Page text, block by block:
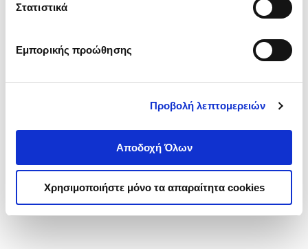
Στατιστικά
Εμπορικής προώθησης
Προβολή λεπτομερειών
Αποδοχή Όλων
Χρησιμοποιήστε μόνο τα απαραίτητα cookies